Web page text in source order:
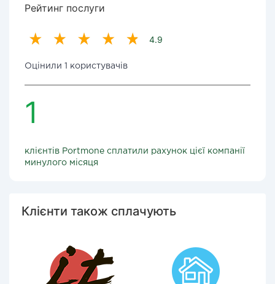
Рейтинг послуги
4.9
Оцінили 1 користувачів
1
клієнтів Portmone сплатили рахунок цієї компанії
минулого місяця
Клієнти також сплачують